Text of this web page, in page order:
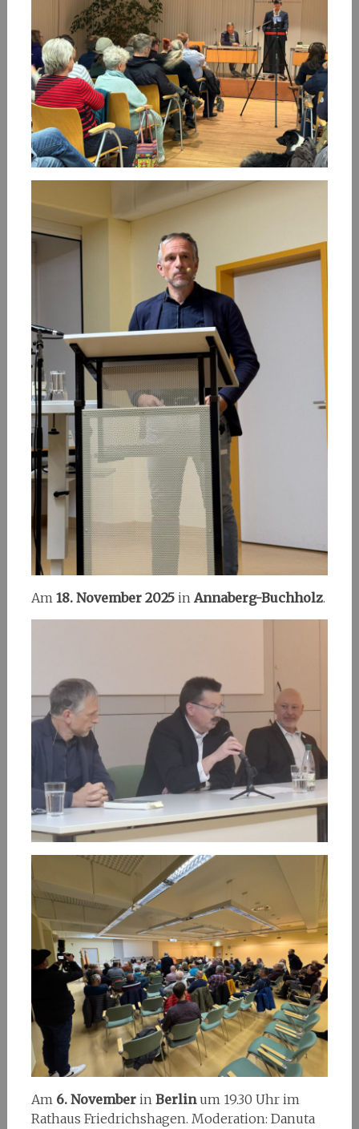
Am 18. November 2025in Annaberg-Buchholz.
Am6. Novemberin Berlinum 19.30 Uhr im
Rathaus Friedrichshagen. Moderation: Danuta